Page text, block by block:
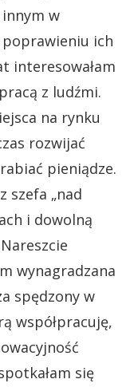
innym w
poprawieniu ich
interesowałam
z ludźmi.
na rynku
rozwijać
pieniądze.
szefa „nad
i dowolną
wynagradzana
spędzony w
współpracuję,
się